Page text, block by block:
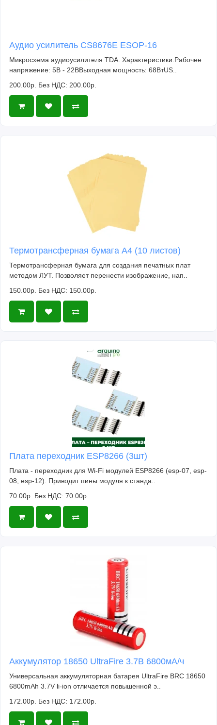
Аудио усилитель CS8676E ESOP-16
Микросхема аудиоусилителя TDA. Характеристики:Рабочее
напряжение: 5В - 22ВВыходная мощность: 68ВтUS..
200.00р. Без НДС: 200.00р.
Термотрансферная бумага А4 (10 листов)
Термотрансферная бумага для создания печатных плат
методом ЛУТ. Позволяет перенести изображение, нап..
150.00р. Без НДС: 150.00р.
Плата переходник ESP8266 (3шт)
Плата - переходник для Wi-Fi модулей ESP8266 (esp-07, esp-
08, esp-12). Приводит пины модуля к станда..
70.00р. Без НДС: 70.00р.
Аккумулятор 18650 UltraFire 3.7В 6800мА/ч
Универсальная аккумуляторная батарея UltraFire BRC 18650
6800mAh 3.7V li-ion отличается повышенной э..
172.00р. Без НДС: 172.00р.